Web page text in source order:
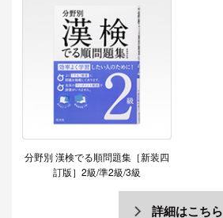
分野別 漢検でる順問題集［新装四
訂版］2級/準2級/3級
詳細はこちら